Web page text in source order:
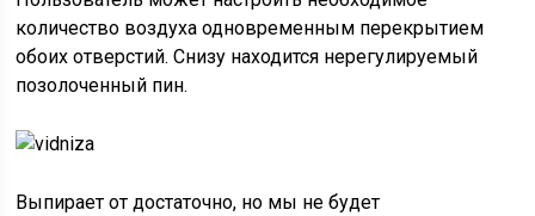
количество воздуха одновременным перекрытием
обоих отверстий. Снизу находится нерегулируемый
позолоченный пин.
Выпирает от достаточно, но мы не будет